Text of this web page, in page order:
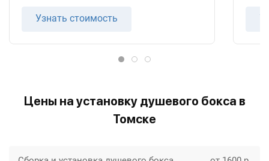
Узнать стоимость
Цены на установку душевого бокса в
Томске